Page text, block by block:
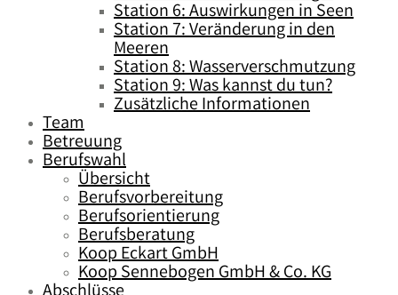
Station 6: Auswirkungen in Seen
Station 7: Veränderung in den
Meeren
Station 8: Wasserverschmutzung
Station 9: Was kannst du tun?
Zusätzliche Informationen
Team
Betreuung
Berufswahl
Übersicht
Berufsvorbereitung
Berufsorientierung
Berufsberatung
Koop Eckart GmbH
Koop Sennebogen GmbH & Co. KG